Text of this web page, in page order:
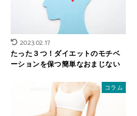
2023.02.17
たった３つ！ダイエットのモチベ
ーションを保つ簡単なおまじない
コラム